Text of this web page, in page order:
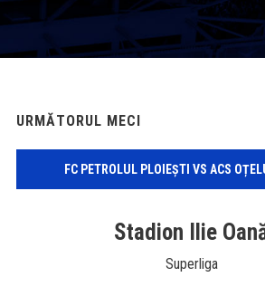
URMĂTORUL MECI
FC PETROLUL PLOIEȘTI VS ACS
Stadion Ilie
Superliga